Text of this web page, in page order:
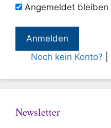
Angemeldet bleiben
Noch kein Konto?
Newsletter